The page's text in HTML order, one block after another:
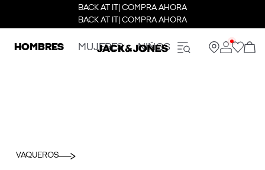
BACK AT IT| COMPRA AHORA
BACK AT IT| COMPRA AHORA
HOMBRES MUJERES NIÑOS
VAQUEROS